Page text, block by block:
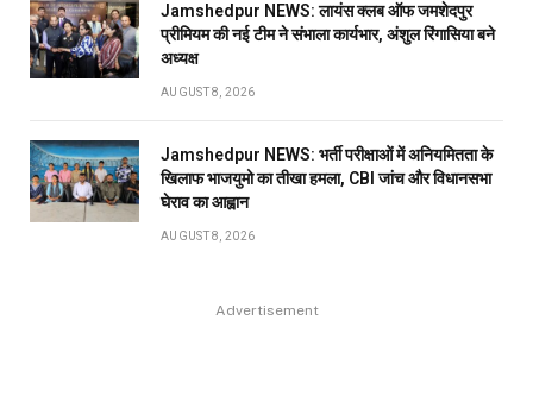
Jamshedpur NEWS: लायंस क्लब ऑफ जमशेदपुर
प्रीमियम की नई टीम ने संभाला कार्यभार, अंशुल रिंगासिया बने
अध्यक्ष
AUGUST 8, 2026
Jamshedpur NEWS: भर्ती परीक्षाओं में अनियमितता के
खिलाफ भाजयुमो का तीखा हमला, CBI जांच और विधानसभा
घेराव का आह्वान
AUGUST 8, 2026
Advertisement